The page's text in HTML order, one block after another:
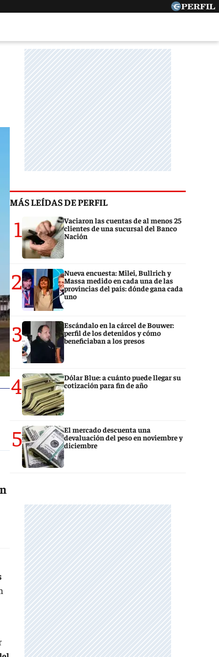
MÁS LEÍDAS DE PERFIL
1
Vaciaron las cuentas de al menos 25
clientes de una sucursal del Banco
Nación
2
Nueva encuesta: Milei, Bullrich y
Massa medido en cada una de las
provincias del país: dónde gana cada
uno
3
Escándalo en la cárcel de Bouwer:
perfil de los detenidos y cómo
beneficiaban a los presos
4
Dólar Blue: a cuánto puede llegar su
cotización para fin de año
5
El mercado descuenta una
devaluación del peso en noviembre y
diciembre